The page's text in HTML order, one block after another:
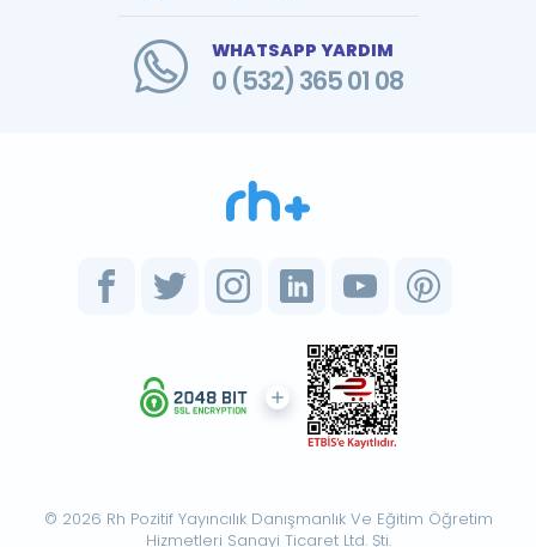
WHATSAPP YARDIM
0 (532) 365 01 08
© 2026 Rh Pozitif Yayıncılık Danışmanlık Ve Eğitim Öğretim
Hizmetleri Sanayi Ticaret Ltd. Şti.